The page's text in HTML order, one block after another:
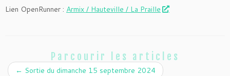
Lien OpenRunner : Armix / Hauteville / La Praille
Parcourir les articles
← Sortie du dimanche 15 septembre 2024